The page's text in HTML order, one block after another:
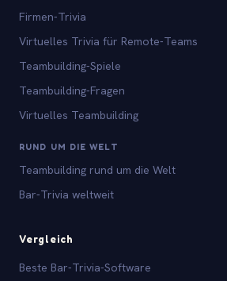
Firmen-Trivia
Virtuelles Trivia für Remote-Teams
Teambuilding-Spiele
Teambuilding-Fragen
Virtuelles Teambuilding
RUND UM DIE WELT
Teambuilding rund um die Welt
Bar-Trivia weltweit
Vergleich
Beste Bar-Trivia-Software